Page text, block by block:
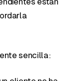
sencilla: